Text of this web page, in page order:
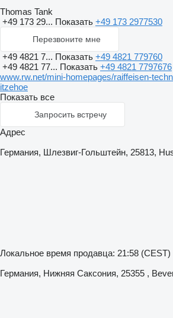
Thomas Tank
+49 173 29... Показать +49 173 2977530
Перезвоните мне
+49 4821 7... Показать +49 4821 779760
+49 4821 77... Показать +49 4821 7797676
www.rw.net/mini-homepages/raiffeisen-
itzehoe
Показать все
Запросить встречу
Адрес
Германия, Шлезвиг-Гольштейн, 25813,
Локальное время продавца: 21:58 (CEST)
Германия, Нижняя Саксония, 25355 ,